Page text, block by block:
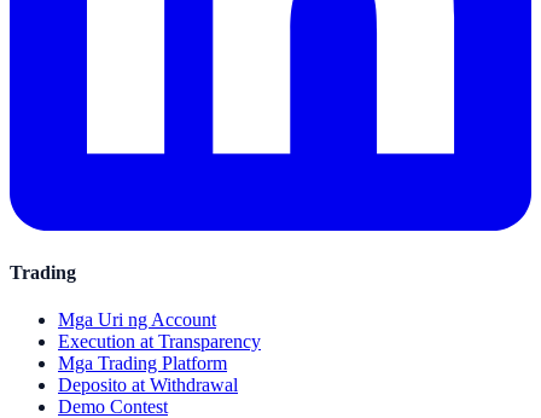
Trading
Mga Uri ng Account
Execution at Transparency
Mga Trading Platform
Deposito at Withdrawal
Demo Contest